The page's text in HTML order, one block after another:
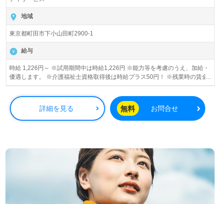
地域
東京都町田市下小山田町2900-1
給与
時給 1,226円～ ※試用期間中は時給1,226円 ※能力等を考慮のうえ、加給・
優遇します。 ※介護福祉士資格取得後は時給プラス50円！ ※残業時の賃金
割増については法定通り支給
詳細を見る 無料 お問合せ